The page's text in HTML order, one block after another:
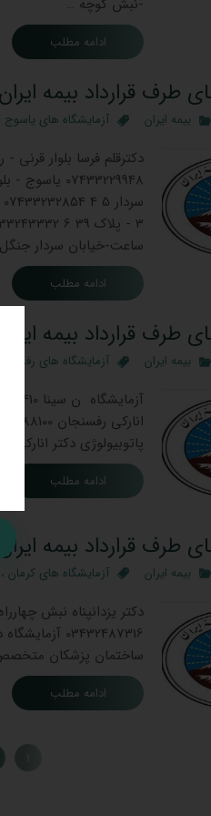
-نبش کوچه …
ادامه مطلب
طرف قرارداد بیمه
بیمه ایران آزمایشگاه های یاسوج
ساعت-خیابان سردار جنگل شمالی 8 07433229608 خیابان شهید بهشتی
ادامه مطلب
طرف قرارداد بیمه
بیمه ایران آزمایشگاه های رفسنجان
پاتوبیولوژی دکتر انارکی
ادامه مطلب
طرف قرارداد بیمه ایران
بیمه ایران آزمایشگاه های کرمان ،
ساختمان پزشکان متخصص احمدغلامحسینیان
ادامه مطلب